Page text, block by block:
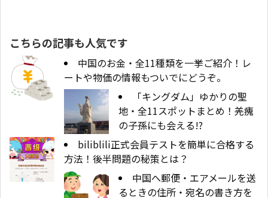
こちらの記事も人気です
中国のお金・全11種類を一挙ご紹介！レ
ートや物価の情報もついでにどうぞ。
「キングダム」ゆかりの聖
地・全11スポットまとめ！羌瘣
の子孫にも会える!?
biliblili正式会員テストを簡単に合格する
方法！後半問題の秘策とは？
中国へ郵便・エアメールを送
るときの住所・宛名の書き方を